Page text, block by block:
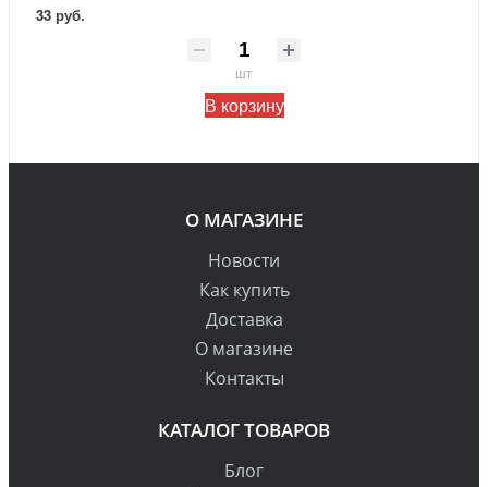
33 руб.
шт
В корзину
О МАГАЗИНЕ
Новости
Как купить
Доставка
О магазине
Контакты
КАТАЛОГ ТОВАРОВ
Блог